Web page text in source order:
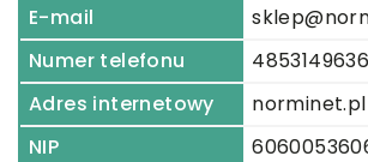
E-mail
Numer telefonu
Adres internetowy
norminet.pl
NIP